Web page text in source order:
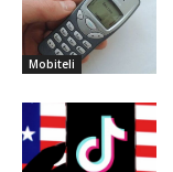
Mobiteli